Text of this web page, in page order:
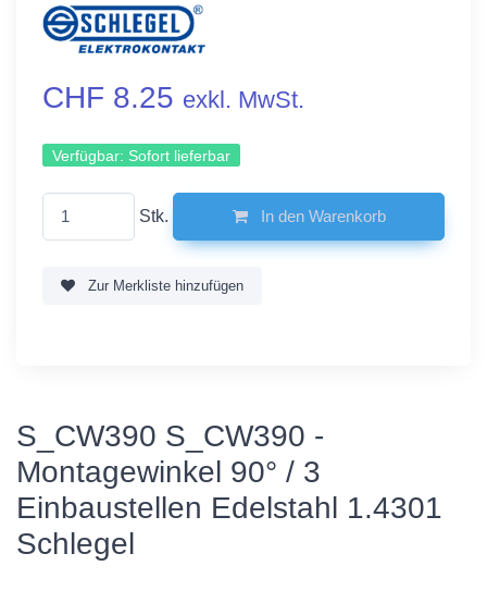
CHF 8.25 exkl. MwSt.
Verfügbar: Sofort lieferbar
Stk. In den Warenkorb
Zur Merkliste hinzufügen
S_CW390 S_CW390 -
Montagewinkel 90° / 3
Einbaustellen Edelstahl 1.4301
Schlegel